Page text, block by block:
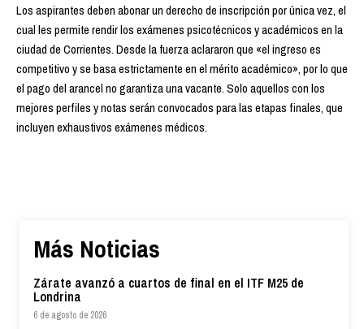
Los aspirantes deben abonar un derecho de inscripción por única vez, el
cual les permite rendir los exámenes psicotécnicos y académicos en la
ciudad de Corrientes. Desde la fuerza aclararon que «el ingreso es
competitivo y se basa estrictamente en el mérito académico», por lo que
el pago del arancel no garantiza una vacante. Solo aquellos con los
mejores perfiles y notas serán convocados para las etapas finales, que
incluyen exhaustivos exámenes médicos.
Más Noticias
Zárate avanzó a cuartos de final en el ITF M25 de
Londrina
6 de agosto de 2026